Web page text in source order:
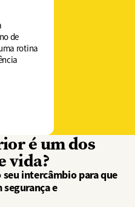
de
rotina
é um dos
vida?
seu intercâmbio para que
segurança e